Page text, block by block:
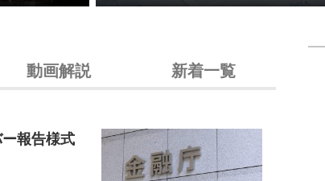
動画解説 新着一覧
報告様式